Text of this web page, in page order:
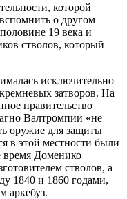
которой
о другом
19 века и
стволов, который
исключительно
затворов. На
правительство
Валтромпии «не
оружие для защиты
в этой местности были
время Доменико
стволов, а
1840 и 1860 годами,
аркебуз.